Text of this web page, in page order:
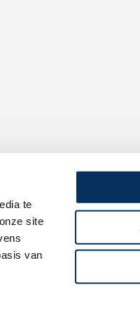
te
site
van